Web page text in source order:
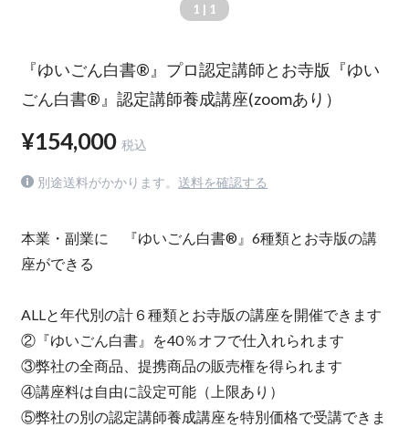
1 | 1
『ゆいごん白書®』プロ認定講師とお寺版『ゆい
ごん白書®』認定講師養成講座(zoomあり）
¥154,000 税込
別途送料がかかります。 送料を確認する
本業・副業に 『ゆいごん白書®︎』6種類とお寺版の講
座ができる
ALLと年代別の計６種類とお寺版の講座を開催できます
②『ゆいごん白書』を40％オフで仕入れられます
③弊社の全商品、提携商品の販売権を得られます
④講座料は自由に設定可能（上限あり）
⑤弊社の別の認定講師養成講座を特別価格で受講できま